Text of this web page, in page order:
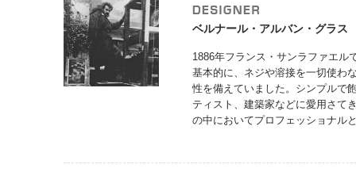
ベルナール・アルバン・グラス
1886年フランス・サンラファエル
基本的に、ネジや溶接を一切使わ
性を備えていました。シンプルで
ティスト、建築家などに愛用さて
の中においてプロフェッショナル